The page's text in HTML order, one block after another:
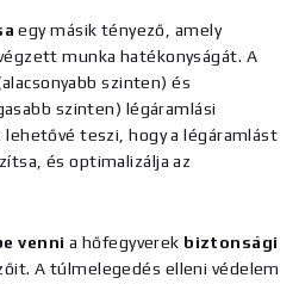
egy másik tényező, amely
munka hatékonyságát. A
szinten) és
szinten) légáramlási
lehetővé teszi, hogy a légáramlást
és optimalizálja az
venni a hőfegyverek biztonsági
A túlmelegedés elleni védelem